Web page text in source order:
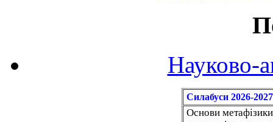
Науково-
Силабуси 2026-
Основи метафізики